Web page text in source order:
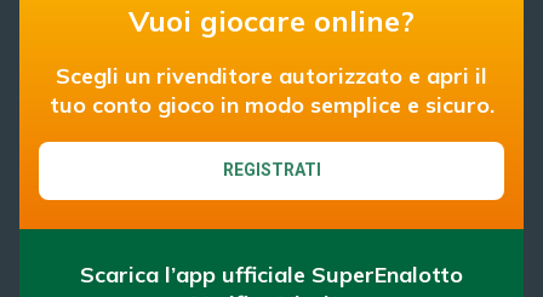
Vuoi giocare online?
Scegli un rivenditore autorizzato e apri il
tuo conto gioco in modo semplice e sicuro.
REGISTRATI
Scarica l’app ufficiale SuperEnalotto